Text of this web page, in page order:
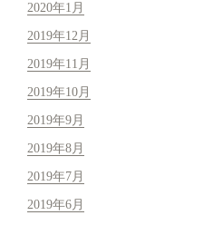
2020年1月
2019年12月
2019年11月
2019年10月
2019年9月
2019年8月
2019年7月
2019年6月